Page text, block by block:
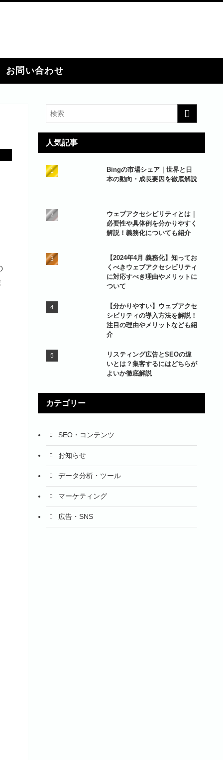
お問い合わせ
人気記事
Bingの市場シェア｜世界と日
本の動向・成長要因を徹底解説
ウェブアクセシビリティとは｜
必要性や具体例を分かりやすく
解説！義務化についても紹介
【2024年4月 義務化】知ってお
くべきウェブアクセシビリティ
に対応すべき理由やメリットに
ついて
【分かりやすい】ウェブアクセ
シビリティの導入方法を解説！
注目の理由やメリットなども紹
介
リスティング広告とSEOの違
いとは？集客するにはどちらが
よいか徹底解説
カテゴリー
SEO・コンテンツ
お知らせ
データ分析・ツール
マーケティング
広告・SNS